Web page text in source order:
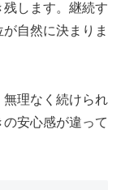
します。継続す
自然に決まりま
無理なく続けられ
安心感が違って